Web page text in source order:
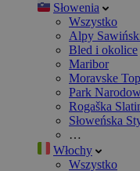
Słowenia
Wszystko
Alpy
Bled i okolice
Maribor
Moravske
Park
Rogaška
Słoweńska
…
Włochy
Wszystko